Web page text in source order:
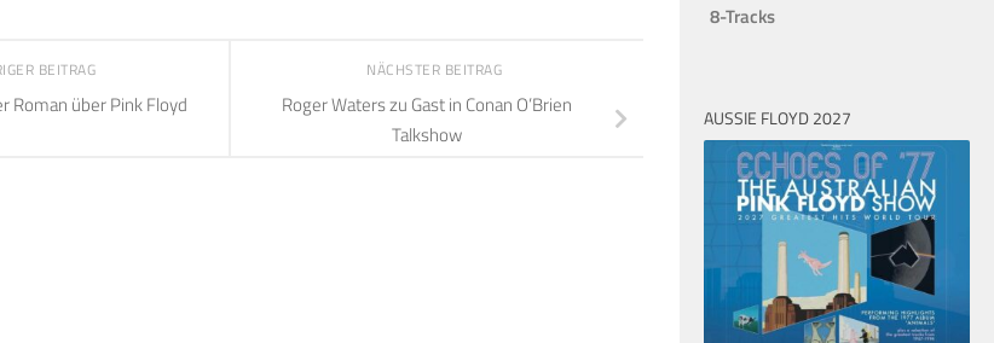
NÄCHSTER BEITRAG
Roger Waters zu Gast in Conan O’Brien
Talkshow
BEITRAG
Roman über Pink Floyd
8-Tracks
AUSSIE FLOYD 2027